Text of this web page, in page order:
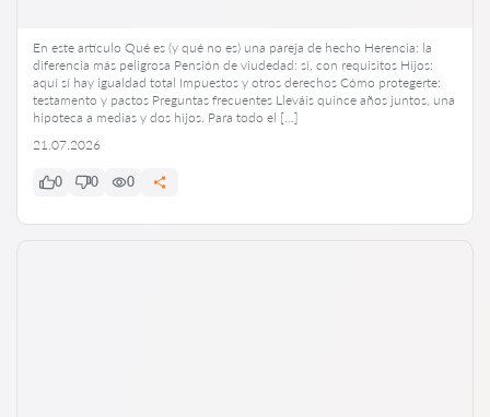
En este artículo Qué es (y qué no es) una pareja de hecho Herencia: la
diferencia más peligrosa Pensión de viudedad: sí, con requisitos Hijos:
aquí sí hay igualdad total Impuestos y otros derechos Cómo protegerte:
testamento y pactos Preguntas frecuentes Lleváis quince años juntos, una
hipoteca a medias y dos hijos. Para todo el […]
21.07.2026
0 0 0